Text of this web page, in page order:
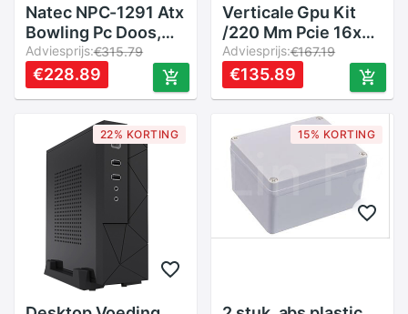
Natec NPC-1291 Atx
Bowling Pc Doos,
Micro Atx, Mini Itx,
Usb 3.0 Zwart
Adviesprijs:€315.79
€228.89
Verticale Gpu Kit
/220 Mm Pcie 16x
Riser Kabel/2x
Up/Down
Verstelbare Houder
Adviesprijs:€167.19
€135.89
22% KORTING 15% KORTING